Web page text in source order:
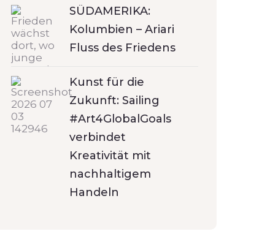
SÜDAMERIKA:
Kolumbien – Ariari
Fluss des Friedens
Kunst für die
Zukunft: Sailing
#Art4GlobalGoals
verbindet
Kreativität mit
nachhaltigem
Handeln